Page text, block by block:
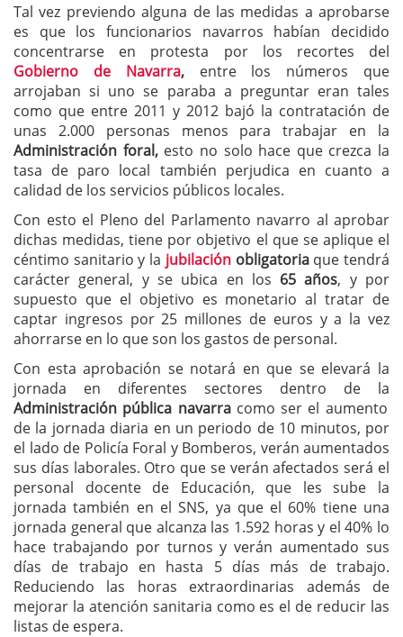
Tal vez previendo alguna de las medidas a aprobarse
es que los funcionarios navarros habían decidido
concentrarse en protesta por los recortes del
Gobierno de Navarra,entre los números que
arrojaban si uno se paraba a preguntar eran tales
como que entre 2011 y 2012 bajó la contratación de
unas 2.000 personas menos para trabajar en la
Administración foral,esto no solo hace que crezca la
tasa de paro local también perjudica en cuanto a
calidad de los servicios públicos locales.
Con esto el Pleno del Parlamento navarro al aprobar
dichas medidas, tiene por objetivo el que se aplique el
céntimo sanitario y la jubilaciónobligatoriaque tendrá
carácter general, y se ubica en los 65 años, y por
supuesto que el objetivo es monetario al tratar de
captar ingresos por 25 millones de euros y a la vez
ahorrarse en lo que son los gastos de personal.
Con esta aprobación se notará en que se elevará la
jornada en diferentes sectores dentro de la
Administración pública navarracomo ser el aumento
de la jornada diaria en un periodo de 10 minutos, por
el lado de Policía Foral y Bomberos, verán aumentados
sus días laborales. Otro que se verán afectados será el
personal docente de Educación, que les sube la
jornada también en el SNS, ya que el 60% tiene una
jornada general que alcanza las 1.592 horas y el 40% lo
hace trabajando por turnos y verán aumentado sus
días de trabajo en hasta 5 días más de trabajo.
Reduciendo las horas extraordinarias además de
mejorar la atención sanitaria como es el de reducir las
listas de espera.